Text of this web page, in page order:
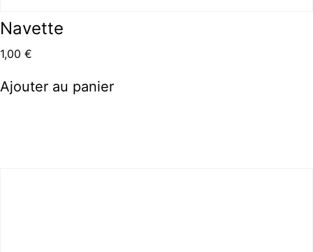
Navette
1,00 €
Ajouter au panier